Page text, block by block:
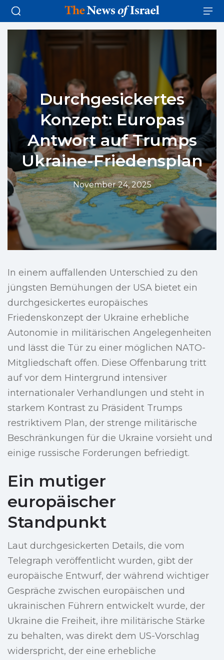
Durchgesickertes
Konzept: Europas
Antwort auf Trumps
Ukraine-Friedensplan
November 24, 2025
In einem auffallenden Unterschied zu den
jüngsten Bemühungen der USA bietet ein
durchgesickertes europäisches
Friedenskonzept der Ukraine erhebliche
Autonomie in militärischen Angelegenheiten
und lässt die Tür zu einer möglichen NATO-
Mitgliedschaft offen. Diese Offenbarung tritt
auf vor dem Hintergrund intensiver
internationaler Verhandlungen und steht in
starkem Kontrast zu Präsident Trumps
restriktivem Plan, der strenge militärische
Beschränkungen für die Ukraine vorsieht und
einige russische Forderungen befriedigt.
Ein mutiger
europäischer
Standpunkt
Laut durchgesickerten Details, die vom
Telegraph veröffentlicht wurden, gibt der
europäische Entwurf, der während wichtiger
Gespräche zwischen europäischen und
ukrainischen Führern entwickelt wurde, der
Ukraine die Freiheit, ihre militärische Stärke
zu behalten, was direkt dem US-Vorschlag
widerspricht, der eine erhebliche